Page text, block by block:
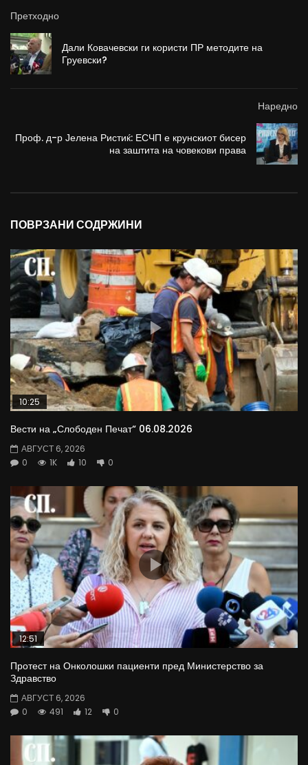
Претходно
Дали Ковачевски ги користи ПР методите на
Груевски?
Наредно
Проф. д-р Јелена Ристиќ: ЕСЧП е крунскиот бисер
на заштита на човекови права
ПОВРЗАНИ СОДРЖИНИ
10:25
Вести на „Слободен Печат“ 06.08.2026
АВГУСТ 6, 2026
0
1K 10 0
12:51
Протест на Онколошки пациенти пред Министерство за
Здравство
АВГУСТ 6, 2026
0
491 12 0